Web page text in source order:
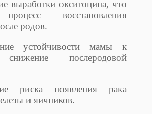
выработки окситоцина, что
восстановления
родов.
устойчивости мамы к
снижение послеродовой
риска появления рака
и яичников.